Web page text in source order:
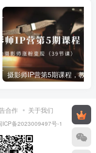
合作 关于我们
ICP备2023009497号-1